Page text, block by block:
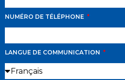
NUMÉRO DE TÉLÉPHONE
LANGUE DE COMMUNICATION